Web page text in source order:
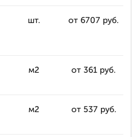
шт. от 6707 руб.
м2 от 361 руб.
м2 от 537 руб.